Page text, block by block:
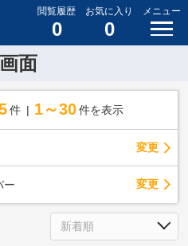
閲覧履歴
0
お気に入り
0
メニュー
面
件 1～30 件を表示
変更
ー 変更